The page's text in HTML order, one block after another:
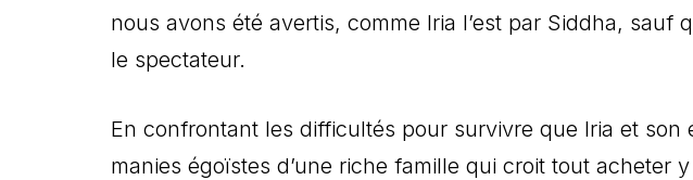
nous avons été avertis, comme Iria l’est par Siddha, sauf
le spectateur.
En confrontant les difficultés pour survivre que Iria et son
manies égoïstes d’une riche famille qui croit tout acheter